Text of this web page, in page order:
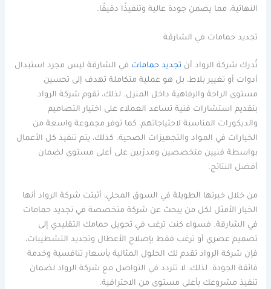
النهائية، مما يضمن جودة عالية وتنفيذًا دقيقًا.
تجديد حمامات في الشارقة
تُدرك شركة الرواد أن تجديد حمامات في الشارقة ليس مجرد استبدال
أدوات أو تغيير بلاط، بل هو عملية متكاملة تهدف إلى تحسين
مستوى الراحة والرفاهية داخل المنزل. لذلك، تقوم شركة الرواد
بتقديم استشارات فنية تساعد العملاء على اختيار التصاميم
والديكورات المناسبة لاحتياجاتهم، كما توفر مجموعة واسعة من
الخيارات في المواد والتجهيزات الصحية. كذلك، يتم تنفيذ كل الأعمال
بواسطة فنيين متخصصين ومدرّبين على أعلى مستوى لضمان
أفضل النتائج.
من خلال خبرتها الطويلة في السوق المحلي، أثبتت شركة الرواد أنها
الخيار الأمثل لكل من يبحث عن شركة متخصصة في تجديد حمامات
في الشارقة. فسواء كنت ترغب في تحويل حمامك التقليدي إلى
تصميم عصري أو ترغب فقط بإصلاح الأعطال وتجديد التشطيبات،
فإن شركة الرواد تقدم لك الحلول المثالية بأسعار تنافسية وخدمة
فائقة الجودة. لذلك، لا تتردد في التواصل مع شركة الرواد لضمان
تنفيذ مشروعك بأعلى مستوى من الاحترافية.